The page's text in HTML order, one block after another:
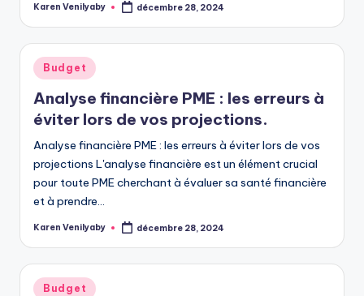
Posted
Karen Venilyaby décembre 28, 2024
Posted
in
Budget
Analyse financière PME : les erreurs à
éviter lors de vos projections.
Analyse financière PME : les erreurs à éviter lors de vos
projections L'analyse financière est un élément crucial
pour toute PME cherchant à évaluer sa santé financière
et à prendre…
Posted
Karen Venilyaby décembre 28, 2024
Posted
Budget